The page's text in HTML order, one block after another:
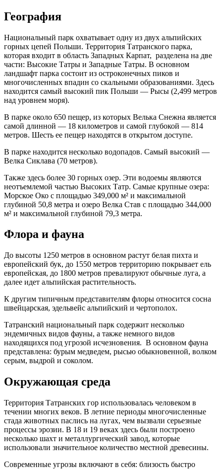
География
Национальный парк охватывает одну из двух альпийских
горных цепей Польши. Территория Татранского парка,
которая входит в область Западных Карпат, разделена на две
части: Высокие Татры и Западные Татры. В основном
ландшафт парка состоит из остроконечных пиков и
многочисленных впадин со скальными образованиями. Здесь
находится самый высокий пик Польши — Рысы (2,499 метров
над уровнем моря).
В парке около 650 пещер, из которых Велька Снежна является
самой длинной — 18 километров и самой глубокой — 814
метров. Шесть ее пещер находятся в открытом доступе.
В парке находится несколько водопадов. Самый высокий —
Велка Сиклава (70 метров).
Также здесь более 30 горных озер. Эти водоемы являются
неотъемлемой частью Высоких Татр. Самые крупные озера:
Морское Око с площадью 349,000 м² и максимальной
глубиной 50,8 метра и озеро Велка Став с площадью 344,000
м² и максимальной глубиной 79,3 метра.
Флора и фауна
До высоты 1250 метров в основном растут белая пихта и
европейский бук, до 1550 метров территорию покрывает ель
европейская, до 1800 метров превалируют обычные луга, а
далее идет альпийская растительность.
К другим типичным представителям флоры относится сосна
швейцарская, эдельвейс альпийский и чертополох.
Татранский национальный парк содержит несколько
эндемичных видов фауны, а также немного видов
находящихся под угрозой исчезновения. В основном фауна
представлена: бурым медведем, рысью обыкновенной, волком
серым, выдрой и соколом.
Окружающая среда
Территория Татранских гор использовалась человеком в
течении многих веков. В летние периоды многочисленные
стада животных паслись на лугах, чем вызвали серьезные
процессы эрозии. В 18 и 19 веках здесь были построено
несколько шахт и металлургический завод, которые
использовали значительное количество местной древесины.
Современные угрозы включают в себя: близость быстро